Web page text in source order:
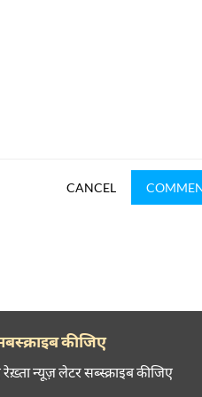
CANCEL
कीजिए
रेख़्ता न्यूज़ लेटर सब्स्क्राइब कीजिए